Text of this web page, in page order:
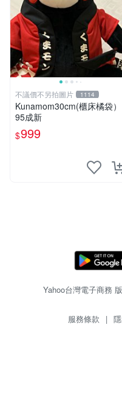
不議價不另拍圖片 1114
Kunamom30cm(櫃床橘袋）
95成新
$999
Yahoo台灣電子商務
服務條款 |